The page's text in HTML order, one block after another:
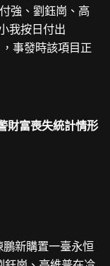
強、劉鈺崗、高
我按日付出
事發時該項目正
財富喪失統計情形
新購置一臺永恒